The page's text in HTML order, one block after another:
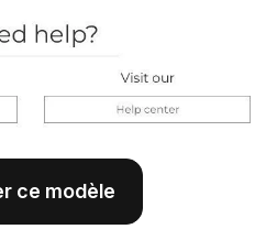
ce modèle